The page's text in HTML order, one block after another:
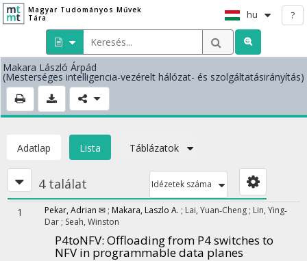
Magyar Tudományos Művek
Tára
hu ?
Makara László Árpád
(Mesterséges intelligencia-vezérelt hálózat- és szolgáltatásirányítás)
Adatlap Lista Táblázatok
4 találat Idézetek száma
1 Pekar, Adrian ✉ ; Makara, Laszlo A. ; Lai, Yuan‐Cheng ; Lin, Ying‐
Dar ; Seah, Winston
P4toNFV: Offloading from P4 switches to
NFV in programmable data planes